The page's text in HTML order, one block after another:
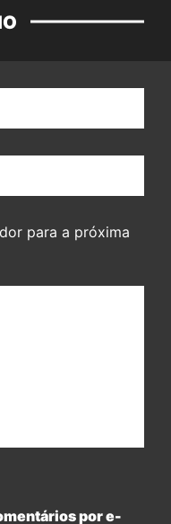
para a próxima
por e-